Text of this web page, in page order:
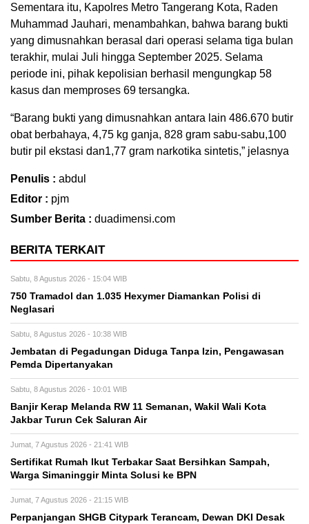
Sementara itu, Kapolres Metro Tangerang Kota, Raden
Muhammad Jauhari, menambahkan, bahwa barang bukti
yang dimusnahkan berasal dari operasi selama tiga bulan
terakhir, mulai Juli hingga September 2025. Selama
periode ini, pihak kepolisian berhasil mengungkap 58
kasus dan memproses 69 tersangka.
“Barang bukti yang dimusnahkan antara lain 486.670 butir
obat berbahaya, 4,75 kg ganja, 828 gram sabu-sabu,100
butir pil ekstasi dan1,77 gram narkotika sintetis,” jelasnya
Penulis : abdul
Editor : pjm
Sumber Berita : duadimensi.com
BERITA TERKAIT
Sabtu, 8 Agustus 2026 - 15:04 WIB
750 Tramadol dan 1.035 Hexymer Diamankan Polisi di
Neglasari
Sabtu, 8 Agustus 2026 - 10:38 WIB
Jembatan di Pegadungan Diduga Tanpa Izin, Pengawasan
Pemda Dipertanyakan
Sabtu, 8 Agustus 2026 - 10:01 WIB
Banjir Kerap Melanda RW 11 Semanan, Wakil Wali Kota
Jakbar Turun Cek Saluran Air
Jumat, 7 Agustus 2026 - 21:41 WIB
Sertifikat Rumah Ikut Terbakar Saat Bersihkan Sampah,
Warga Simaninggir Minta Solusi ke BPN
Jumat, 7 Agustus 2026 - 21:15 WIB
Perpanjangan SHGB Citypark Terancam, Dewan DKI Desak